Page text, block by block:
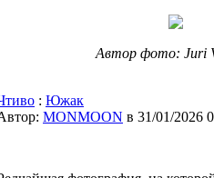
Автор фото: Juri
: Южак
MONMOON в 31/01/2026